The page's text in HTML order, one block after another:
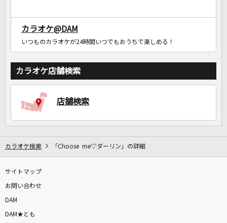
カラオケ@DAM
いつものカラオケが24時間いつでもおうちで楽しめる！
カラオケ店舗検索
店舗検索
カラオケ検索 「Choose me▽ダーリン」の詳細
サイトマップ
お問い合わせ
DAM
DAM★とも